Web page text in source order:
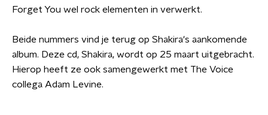
Forget You wel rock elementen in verwerkt.
Beide nummers vind je terug op Shakira's aankomende
album. Deze cd, Shakira, wordt op 25 maart uitgebracht.
Hierop heeft ze ook samengewerkt met The Voice
collega Adam Levine.